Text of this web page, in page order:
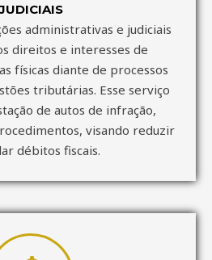
administrativas e judiciais
direitos e interesses de
físicas diante de processos
tributárias. Esse serviço
de autos de infração,
visando reduzir
débitos fiscais.